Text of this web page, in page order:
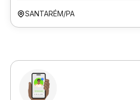
SANTARÉM/PA